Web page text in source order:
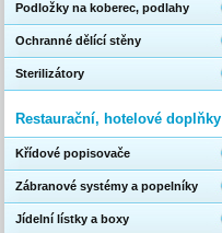
Podložky na koberec, podlahy
Ochranné dělící stěny
Sterilizátory
Restaurační, hotelové doplňky
Křídové popisovače
Zábranové systémy a popelníky
Jídelní lístky a boxy